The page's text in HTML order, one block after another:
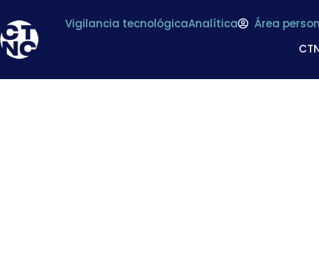
Vigilancia tecnológicaAnalítica
Área